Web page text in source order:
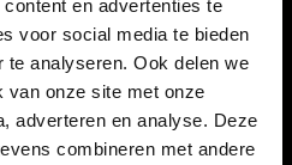
en advertenties te
voor social media te bieden
analyseren. Ook delen we
van onze site met onze
adverteren en analyse. Deze
combineren met andere